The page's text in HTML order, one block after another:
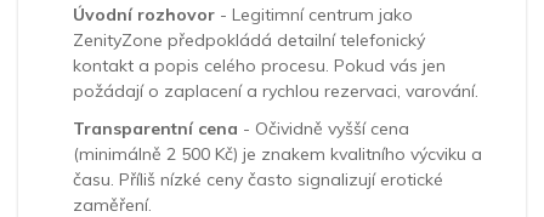
Úvodní rozhovor - Legitimní centrum jako
ZenityZone předpokládá detailní telefonický
kontakt a popis celého procesu. Pokud vás jen
požádají o zaplacení a rychlou rezervaci, varování.
Transparentní cena - Očividně vyšší cena
(minimálně 2 500 Kč) je znakem kvalitního výcviku a
času. Příliš nízké ceny často signalizují erotické
zaměření.